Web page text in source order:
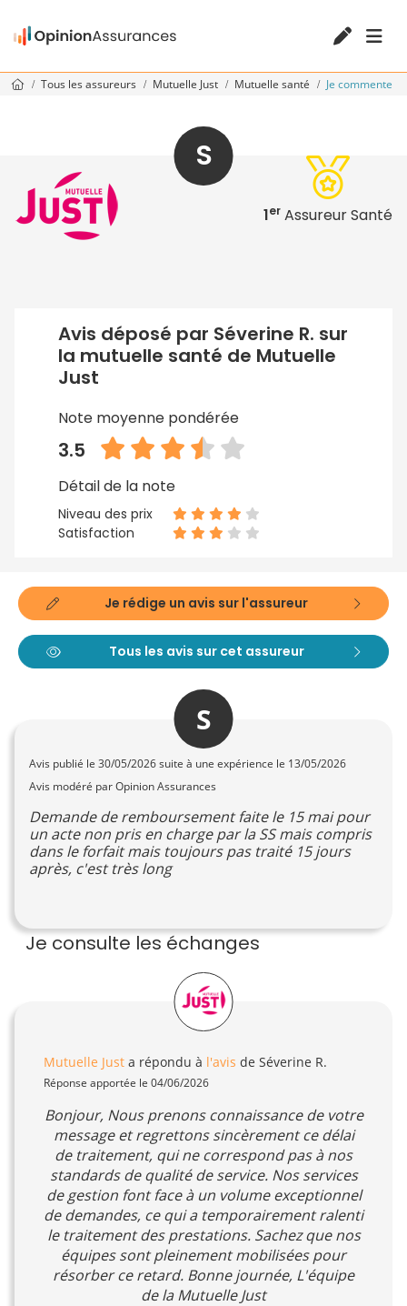
Tous les assureurs Mutuelle Just Mutuelle santé Je commente
S
Avis déposé par Séverine R. sur
la mutuelle santé de Mutuelle
Just
Note moyenne pondérée
3.5
Détail de la note
Niveau des prix
Satisfaction
1er Assureur Santé
Je rédige un avis sur l'assureur
Tous les avis sur cet assureur
S
Avis publié le 30/05/2026suite à une expérience le 13/05/2026
Avis modéré par Opinion Assurances
Demande de remboursement faite le 15 mai pour
un acte non pris en charge par la SS mais compris
dans le forfait mais toujours pas traité 15 jours
après, c'est très long
Je consulte les échanges
Mutuelle Just a répondu à l'avis de Séverine R.
Réponse apportée le 04/06/2026
Bonjour, Nous prenons connaissance de votre
message et regrettons sincèrement ce délai
de traitement, qui ne correspond pas à nos
standards de qualité de service. Nos services
de gestion font face à un volume exceptionnel
de demandes, ce qui a temporairement ralenti
le traitement des prestations. Sachez que nos
équipes sont pleinement mobilisées pour
résorber ce retard. Bonne journée, L'équipe
de la Mutuelle Just